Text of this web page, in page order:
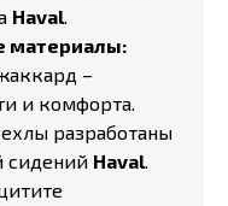
Haval.
материалы:
–
и комфорта.
разработаны
сидений Haval.